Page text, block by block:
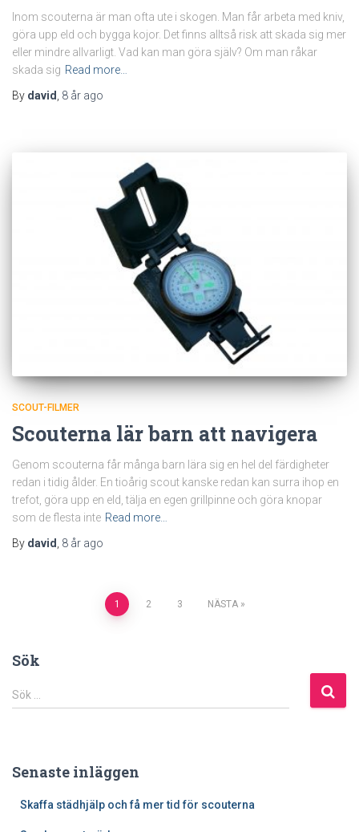
Inom scouterna är man ofta ute i skogen. Man får arbeta med kniv,
göra upp eld och bygga kojor. Det finns alltså risk att skada sig mer
eller mindre allvarligt. Vad kan man göra själv? Om man råkar
skada sig Read more…
By david 8 år ago
SCOUT-FILMER
Scouterna lär barn att navigera
Genom scouterna får många barn lära sig en hel del färdigheter
redan i tidig ålder. En tioårig scout kanske redan kan surra ihop en
trefot, göra upp en eld, tälja en egen grillpinne och göra knopar
som de flesta inte Read more…
By david 8 år ago
Sidnumrering
för
inlägg
1 2 3 NÄSTA
Sök
S
ö
t
Sök …
Senaste inläggen
Skaffa städhjälp och få mer tid för scouterna